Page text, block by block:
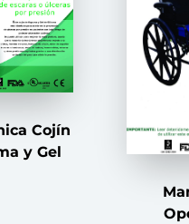
Cojín
y Gel